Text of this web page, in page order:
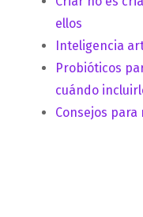
ellos
Inteligencia
Probióticos
cuándo
Consejos